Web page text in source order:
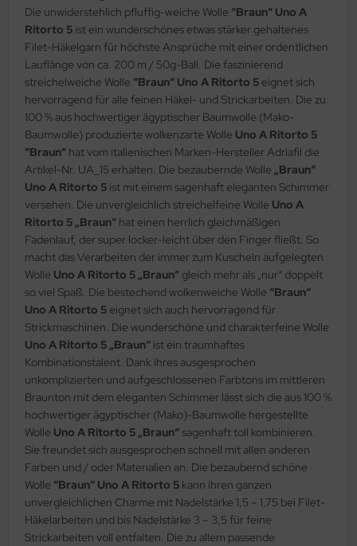
Die unwiderstehlich pfluffig-weiche Wolle “Braun“ Uno A
Ritorto 5 ist ein wunderschönes etwas stärker gehaltenes
Filet-Häkelgarn für höchste Ansprüche mit einer ordentlichen
Lauflänge von ca. 200 m / 50g-Ball. Die faszinierend
streichelweiche Wolle “Braun“ Uno A Ritorto 5 eignet sich
hervorragend für alle feinen Häkel- und Strickarbeiten. Die zu
100 % aus hochwertiger ägyptischer Baumwolle (Mako-
Baumwolle) produzierte wolkenzarte Wolle Uno A Ritorto 5
“Braun“ hat vom italienischen Marken-Hersteller Adriafil die
Artikel-Nr. UA_15 erhalten. Die bezaubernde Wolle „Braun“
Uno A Ritorto 5 ist mit einem sagenhaft eleganten Schimmer
versehen. Die unvergleichlich streichelfeine Wolle Uno A
Ritorto 5 „Braun“ hat einen herrlich gleichmäßigen
Fadenlauf, der super locker-leicht über den Finger fließt. So
macht das Verarbeiten der immer zum Kuscheln aufgelegten
Wolle Uno A Ritorto 5 „Braun“ gleich mehr als „nur“ doppelt
so viel Spaß. Die bestechend wolkenweiche Wolle “Braun“
Uno A Ritorto 5 eignet sich auch hervorragend für
Strickmaschinen. Die wunderschöne und charakterfeine Wolle
Uno A Ritorto 5 „Braun“ ist ein traumhaftes
Kombinationstalent. Dank ihres ausgesprochen
unkomplizierten und aufgeschlossenen Farbtons im mittleren
Braunton mit dem eleganten Schimmer lässt sich die aus 100 %
hochwertiger ägyptischer (Mako)-Baumwolle hergestellte
Wolle Uno A Ritorto 5 „Braun“sagenhaft toll kombinieren.
Sie freundet sich ausgesprochen schnell mit allen anderen
Farben und / oder Materialien an. Die bezaubernd schöne
Wolle “Braun“ Uno A Ritorto 5 kann ihren ganzen
unvergleichlichen Charme mit Nadelstärke 1,5 – 1,75 bei Filet-
Häkelarbeiten und bis Nadelstärke 3 – 3,5 für feine
Strickarbeiten voll entfalten. Die zu allem passende